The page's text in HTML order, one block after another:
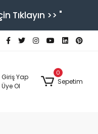
Tıklayın >> "
Giriş Yap
Üye Ol
0
Sepetim